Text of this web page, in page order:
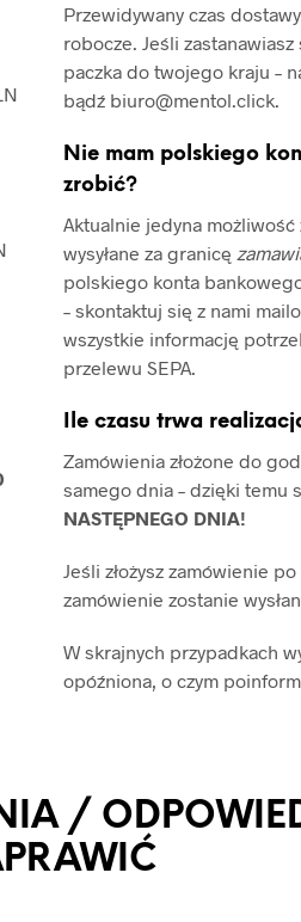
Przewidywany czas
robocze. Jeśli
paczka do twojego kraju –
bądź biuro@mentol.click.
Nie mam polskiego
zrobić?
Aktualnie jedyna możliwość
wysyłane za granicę
polskiego konta
– skontaktuj się z nami
wszystkie informację
przelewu SEPA.
Ile czasu trwa
Zamówienia złożone do
samego dnia – dzięki temu
NASTĘPNEGO DNIA!
Jeśli złożysz zamówienie
zamówienie zostanie
W skrajnych przypadkach
opóźniona, o czym
/